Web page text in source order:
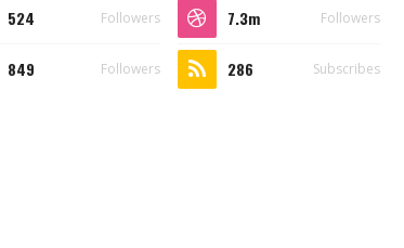
524 Followers 7.3m Followers
849 Followers 286 Subscribes